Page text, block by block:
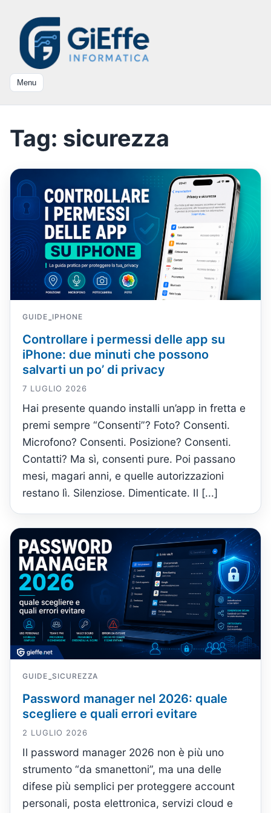
Menu
Tag: sicurezza
GUIDE-IPHONE
Controllare i permessi delle app su
iPhone: due minuti che possono
salvarti un po’ di privacy
7 LUGLIO 2026
Hai presente quando installi un’app in fretta e
premi sempre “Consenti”? Foto? Consenti.
Microfono? Consenti. Posizione? Consenti.
Contatti? Ma sì, consenti pure. Poi passano
mesi, magari anni, e quelle autorizzazioni
restano lì. Silenziose. Dimenticate. Il [...]
GUIDE-SICUREZZA
Password manager nel 2026: quale
scegliere e quali errori evitare
2 LUGLIO 2026
Il password manager 2026 non è più uno
strumento “da smanettoni”, ma una delle
difese più semplici per proteggere account
personali, posta elettronica, servizi cloud e